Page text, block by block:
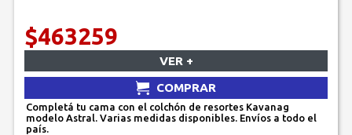
$463259
VER +
COMPRAR
Completá tu cama con el colchón de resortes Kavanag
modelo Astral. Varias medidas disponibles. Envíos a todo el
país.